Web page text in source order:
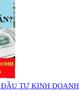
TƯ KINH DOANH